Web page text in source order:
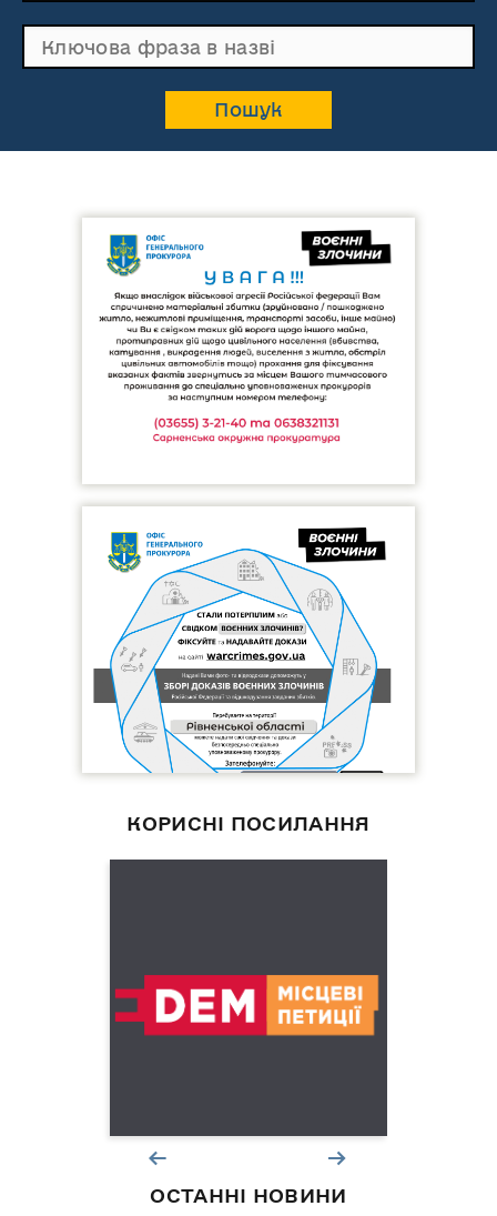
КОРИСНІ ПОСИЛАННЯ
ОСТАННІ НОВИНИ